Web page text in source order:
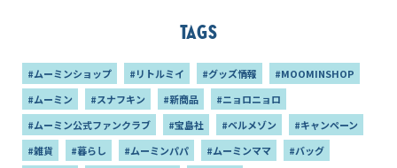
Tags
#ムーミンショップ #リトルミイ #グッズ情報
#MOOMINSHOP
#ムーミン
#スナフキン #新商品
#ニョロニョロ
#ムーミン公式ファンクラブ
#宝島社 #ベルメゾン
#キャンペーン
#雑貨
#暮らし #ムーミンパパ #ムーミンママ
#バッグ